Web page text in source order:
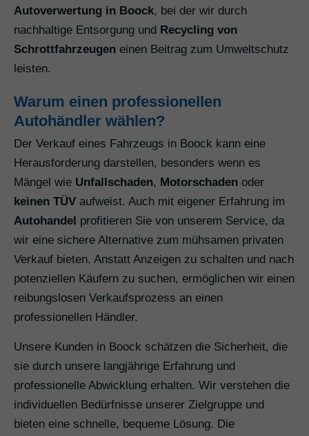
Autoverwertung in Boock, bei der wir durch
nachhaltige Entsorgung und Recycling von
Schrottfahrzeugen einen Beitrag zum Umweltschutz
leisten.
Warum einen professionellen
Autohändler wählen?
Der Verkauf eines Fahrzeugs in Boock kann eine
Herausforderung darstellen, besonders wenn es
Mängel wie Unfallschaden, Motorschaden oder
keinen TÜV aufweist. Auch mit eigener Erfahrung im
Autohandel profitieren Sie von unserem Service, da
wir eine sichere Alternative zum mühsamen privaten
Verkauf bieten. Anstatt Anzeigen zu schalten und nach
potenziellen Käufern zu suchen, ermöglichen wir einen
reibungslosen Verkaufsprozess an einen
professionellen Händler.
Unsere Kunden in Boock schätzen die Sicherheit, die
sie durch unsere langjährige Erfahrung und
professionelle Abwicklung erhalten. Wir verstehen die
individuellen Bedürfnisse unserer Zielgruppe und
bieten eine schnelle, bequeme Lösung. Die